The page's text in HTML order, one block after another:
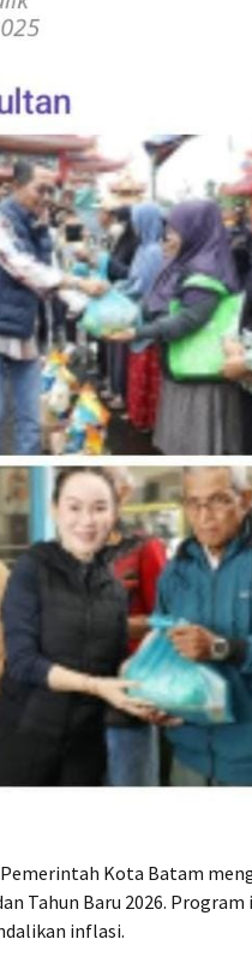
Pemerintah Kota Batam
Tahun Baru 2026.
inflasi.